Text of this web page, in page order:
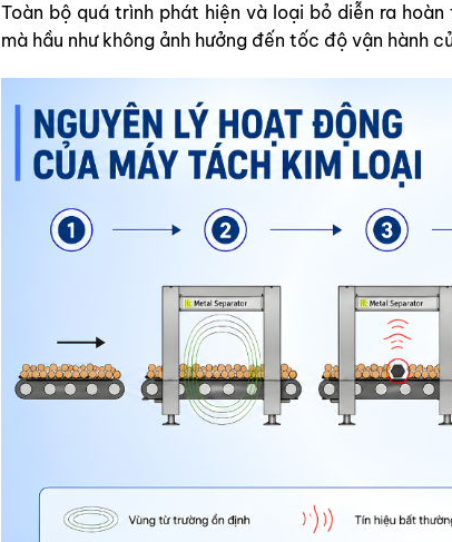
Toàn bộ quá trình phát hiện và loại bỏ diễn ra
mà hầu như không ảnh hưởng đến tốc độ vận hành